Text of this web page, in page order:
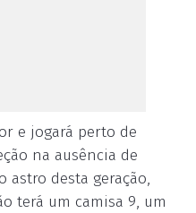
e jogará perto de
na ausência de
astro desta geração,
terá um camisa 9, um